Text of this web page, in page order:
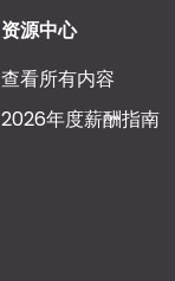
资源中心
查看所有内容
2026年度薪酬指南